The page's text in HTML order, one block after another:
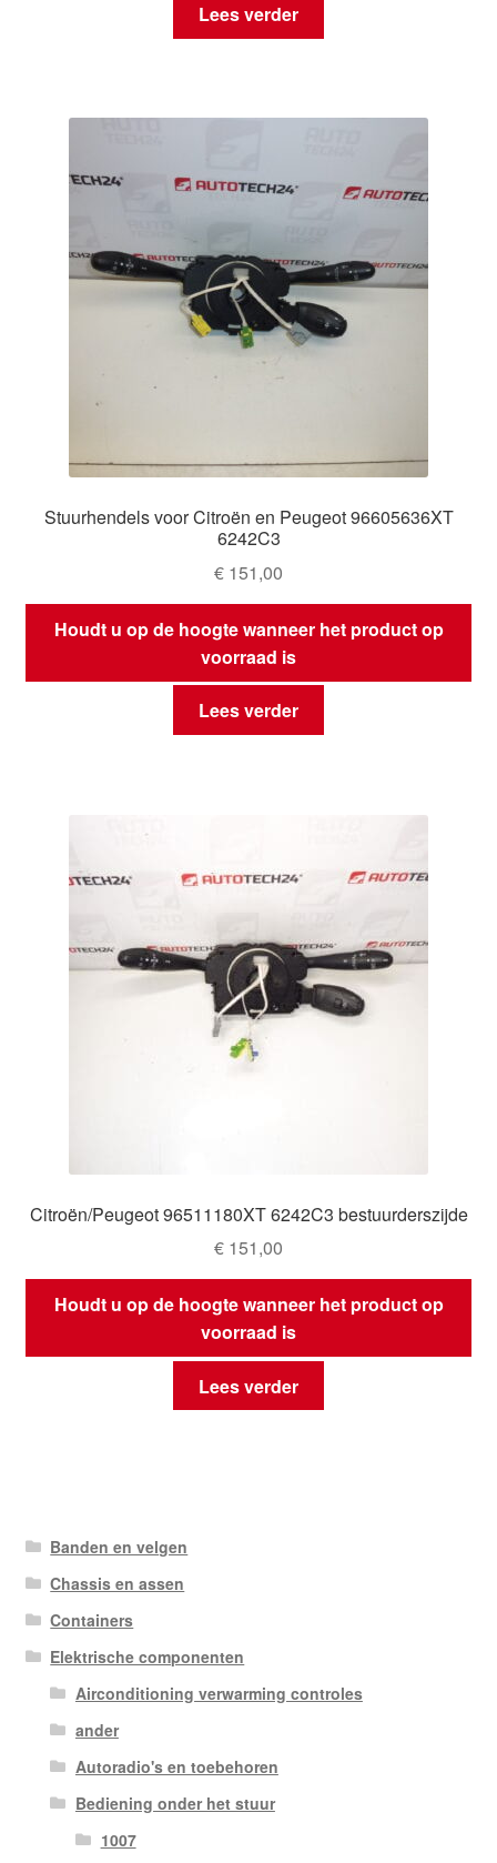
Lees verder
Stuurhendels voor Citroën en Peugeot 96605636XT
6242C3
€ 151,00
Houdt u op de hoogte wanneer het product op
voorraad is
Lees verder
Citroën/Peugeot 96511180XT 6242C3 bestuurderszijde
€ 151,00
Houdt u op de hoogte wanneer het product op
voorraad is
Lees verder
Banden en velgen
Chassis en assen
Containers
Elektrische componenten
Airconditioning verwarming controles
ander
Autoradio's en toebehoren
Bediening onder het stuur
1007